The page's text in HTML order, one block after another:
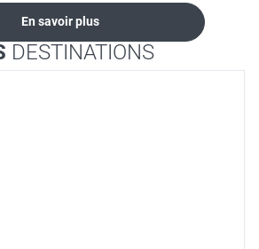
En savoir plus
DESTINATIONS